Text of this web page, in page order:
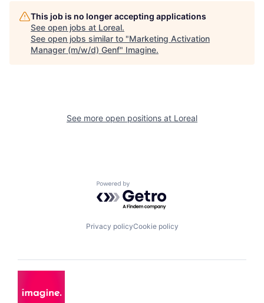
This job is no longer accepting applications
See open jobs at Loreal.
See open jobs similar to "Marketing Activation
Manager (m/w/d) Genf" Imagine.
See more open positions at Loreal
Powered by Getro.com
Privacy policyCookie policy